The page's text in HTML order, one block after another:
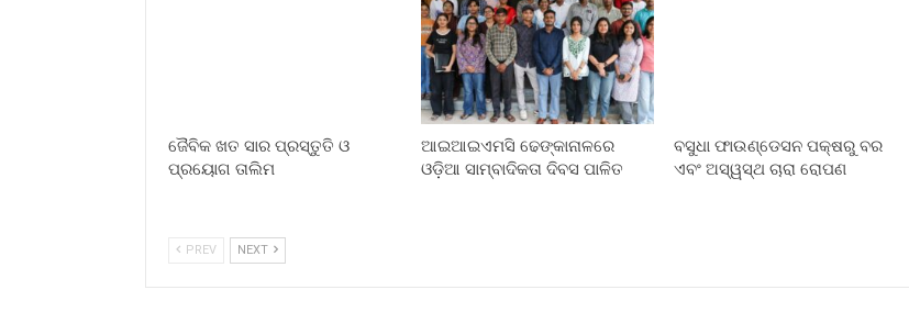
ଜୈବିକ ଖତ ସାର ପ୍ରସ୍ତୁତି ଓ
ପ୍ରୟୋଗ ତାଲିମ
ଆଇଆଇଏମସି ଢେଙ୍କାନାଳରେ
ଓଡ଼ିଆ ସାମ୍ବାଦିକତା ଦିବସ ପାଳିତ
ବସୁଧା ଫାଉଣ୍ଡେସନ ପକ୍ଷରୁ ବର
ଏବଂ ଅସ୍ୱସ୍ଥ ଚାରା ରୋପଣ
PREV NEXT